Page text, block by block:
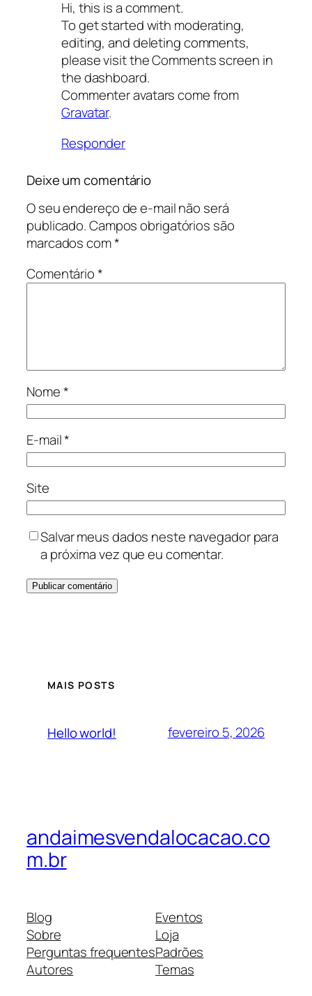
Hi, this is a comment.
To get started with moderating,
editing, and deleting comments,
please visit the Comments screen in
the dashboard.
Commenter avatars come from
Gravatar.
Responder
Deixe um comentário
O seu endereço de e-mail não será
publicado.Campos obrigatórios são
marcados com*
Comentário*
Nome*
E-mail*
Site
Salvar meus dados neste navegador para
a próxima vez que eu comentar.
MAIS POSTS
Hello world! fevereiro 5, 2026
andaimesvendalocacao.co
m.br
Blog
Sobre
Perguntas frequentes
Autores
Eventos
Loja
Padrões
Temas